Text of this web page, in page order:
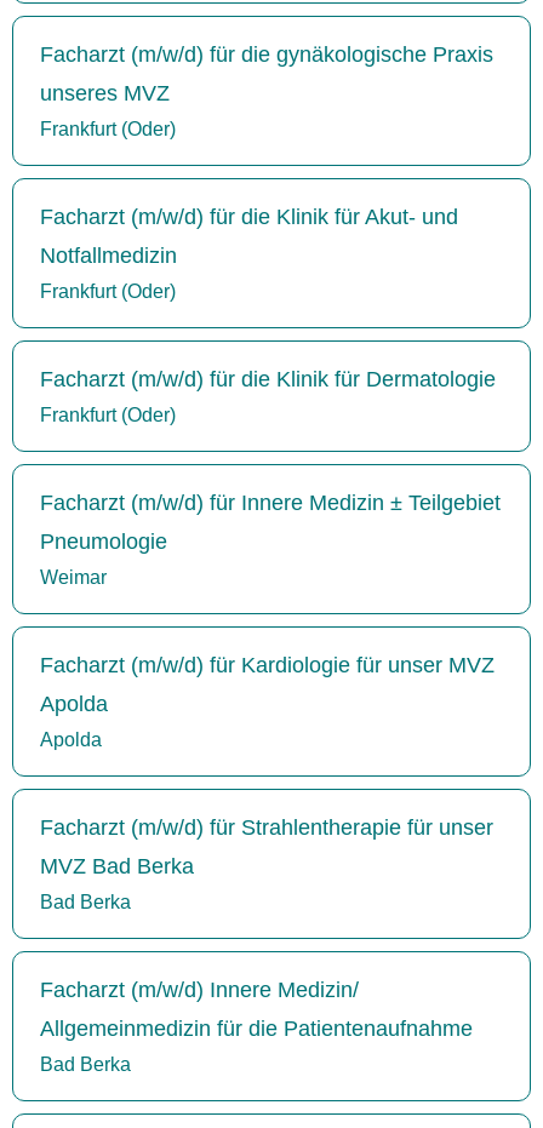
Facharzt (m/w/d) für die gynäkologische Praxis
unseres MVZ
Frankfurt (Oder)
Facharzt (m/w/d) für die Klinik für Akut- und
Notfallmedizin
Frankfurt (Oder)
Facharzt (m/w/d) für die Klinik für Dermatologie
Frankfurt (Oder)
Facharzt (m/w/d) für Innere Medizin ± Teilgebiet
Pneumologie
Weimar
Facharzt (m/w/d) für Kardiologie für unser MVZ
Apolda
Apolda
Facharzt (m/w/d) für Strahlentherapie für unser
MVZ Bad Berka
Bad Berka
Facharzt (m/w/d) Innere Medizin/
Allgemeinmedizin für die Patientenaufnahme
Bad Berka